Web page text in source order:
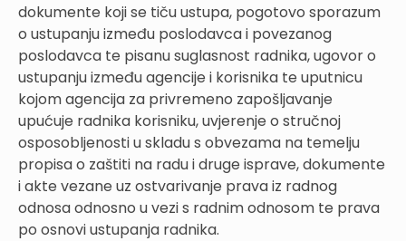
dokumente koji se tiču ustupa, pogotovo sporazum
o ustupanju između poslodavca i povezanog
poslodavca te pisanu suglasnost radnika, ugovor o
ustupanju između agencije i korisnika te uputnicu
kojom agencija za privremeno zapošljavanje
upućuje radnika korisniku, uvjerenje o stručnoj
osposobljenosti u skladu s obvezama na temelju
propisa o zaštiti na radu i druge isprave, dokumente
i akte vezane uz ostvarivanje prava iz radnog
odnosa odnosno u vezi s radnim odnosom te prava
po osnovi ustupanja radnika.